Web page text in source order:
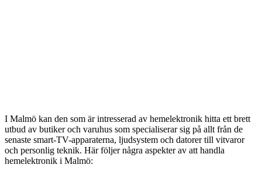
I Malmö kan den som är intresserad av hemelektronik hitta ett brett
utbud av butiker och varuhus som specialiserar sig på allt från de
senaste smart-TV-apparaterna, ljudsystem och datorer till vitvaror
och personlig teknik. Här följer några aspekter av att handla
hemelektronik i Malmö: